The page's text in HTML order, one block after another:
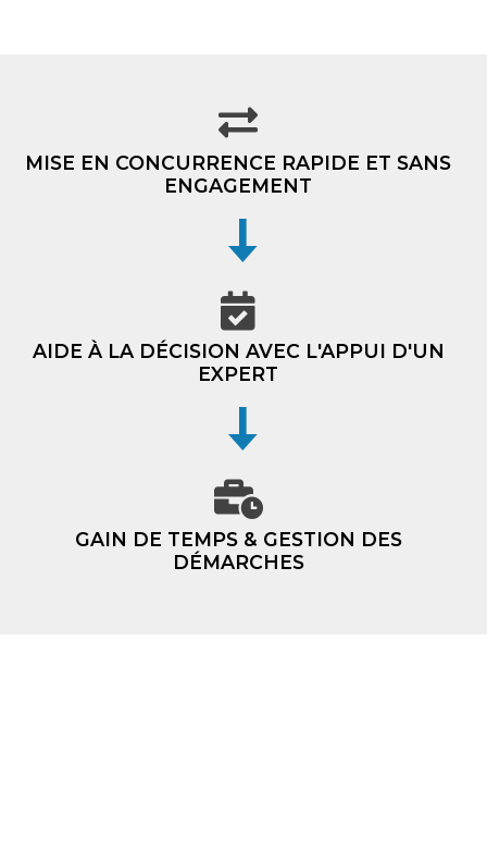
MISE EN CONCURRENCE RAPIDE ET SANS
ENGAGEMENT
AIDE À LA DÉCISION AVEC L'APPUI D'UN
EXPERT
GAIN DE TEMPS & GESTION DES
DÉMARCHES